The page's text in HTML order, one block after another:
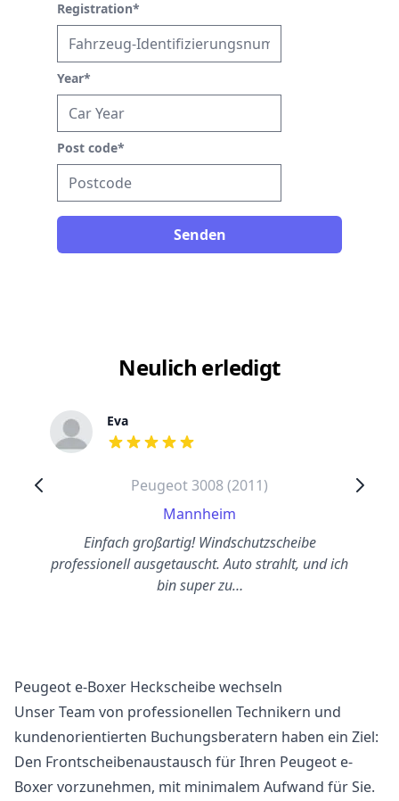
Registration*
Year*
Post code*
Senden
Neulich erledigt
Eva
out of 5 stars
Peugeot 3008 (2011)
Mannheim
Einfach großartig! Windschutzscheibe
professionell ausgetauscht. Auto strahlt, und ich
bin super zu…
Peugeot e-Boxer Heckscheibe wechseln
Unser Team von professionellen Technikern und
kundenorientierten Buchungsberatern haben ein Ziel:
Den Frontscheibenaustausch für Ihren Peugeot e-
Boxer vorzunehmen, mit minimalem Aufwand für Sie.